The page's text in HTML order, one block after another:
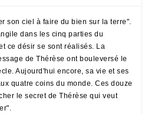
son ciel à faire du bien sur la terre".
dans les cinq parties du
ce désir se sont réalisés. La
de Thérèse ont bouleversé le
Aujourd'hui encore, sa vie et ses
quatre coins du monde. Ces douze
le secret de Thérèse qui veut